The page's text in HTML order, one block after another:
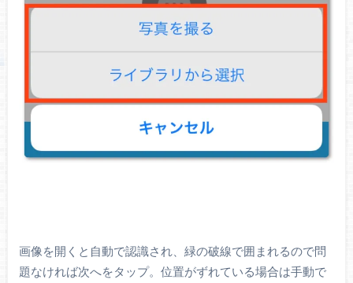
画像を開くと自動で認識され、緑の破線で囲まれるので問
題なければ次へをタップ。位置がずれている場合は手動で